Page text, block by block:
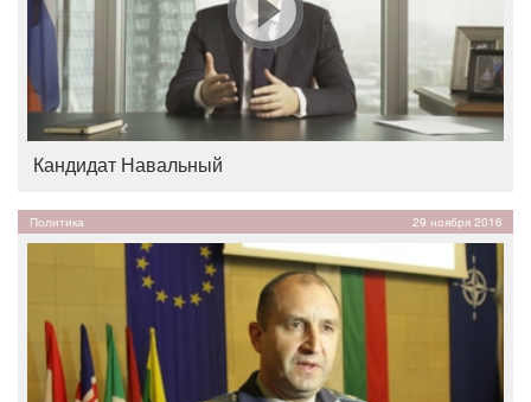
Кандидат Навальный
Политика 29 ноября 2016